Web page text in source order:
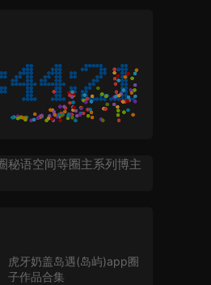
虎牙奶盖岛遇(岛屿)app圈
子作品合集